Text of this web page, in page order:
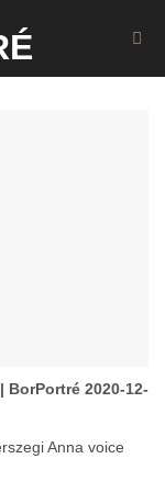
2020-12-
Anna voice